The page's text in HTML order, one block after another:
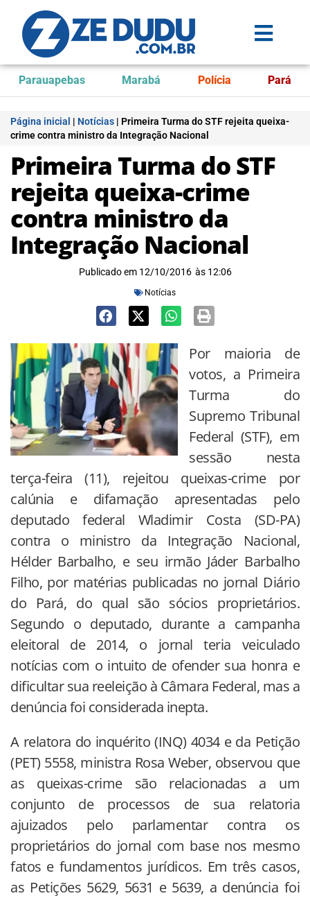
Parauapebas Marabá Polícia Pará
Página inicial | Notícias | Primeira Turma do STF rejeita queixa-
crime contra ministro da Integração Nacional
Primeira Turma do STF
rejeita queixa-crime
contra ministro da
Integração Nacional
Publicado em 12/10/2016 às 12:06
Notícias
Por maioria de
votos, a Primeira
Turma do
Supremo Tribunal
Federal (STF), em
sessão nesta
terça-feira (11), rejeitou queixas-crime por
calúnia e difamação apresentadas pelo
deputado federal Wladimir Costa (SD-PA)
contra o ministro da Integração Nacional,
Hélder Barbalho, e seu irmão Jáder Barbalho
Filho, por matérias publicadas no jornal Diário
do Pará, do qual são sócios proprietários.
Segundo o deputado, durante a campanha
eleitoral de 2014, o jornal teria veiculado
notícias com o intuito de ofender sua honra e
dificultar sua reeleição à Câmara Federal, mas a
denúncia foi considerada inepta.
A relatora do inquérito (INQ) 4034 e da Petição
(PET) 5558, ministra Rosa Weber, observou que
as queixas-crime são relacionadas a um
conjunto de processos de sua relatoria
ajuizados pelo parlamentar contra os
proprietários do jornal com base nos mesmo
fatos e fundamentos jurídicos. Em três casos,
as Petições 5629, 5631 e 5639, a denúncia foi